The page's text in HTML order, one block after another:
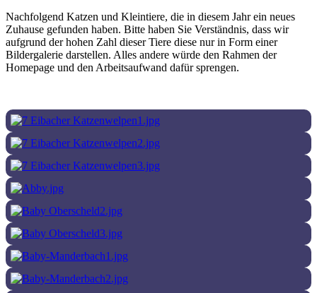
Nachfolgend Katzen und Kleintiere, die in diesem Jahr ein neues
Zuhause gefunden haben. Bitte haben Sie Verständnis, dass wir
aufgrund der hohen Zahl dieser Tiere diese nur in Form einer
Bildergalerie darstellen. Alles andere würde den Rahmen der
Homepage und den Arbeitsaufwand dafür sprengen.